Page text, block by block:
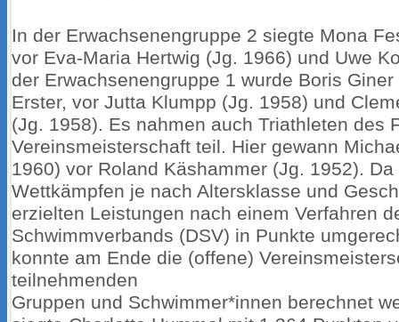
In der Erwachsenengruppe 2 siegte Mona
vor Eva-Maria Hertwig (Jg. 1966) und Uwe
der Erwachsenengruppe 1 wurde Boris
Erster, vor Jutta Klumpp (Jg. 1958) und
(Jg. 1958). Es nahmen auch Triathleten des
Vereinsmeisterschaft teil. Hier gewann
1960) vor Roland Käshammer (Jg. 1952).
Wettkämpfen je nach Altersklasse und
erzielten Leistungen nach einem Verfahren
Schwimmverbands (DSV) in Punkte
konnte am Ende die (offene)
teilnehmenden
Gruppen und Schwimmer*innen berechnet